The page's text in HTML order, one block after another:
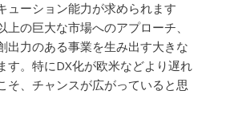
ューション能力が求められます
上の巨大な市場へのアプローチ、
出力のある事業を生み出す大きな
す。特にDX化が欧米などより遅れ
そ、チャンスが広がっていると思